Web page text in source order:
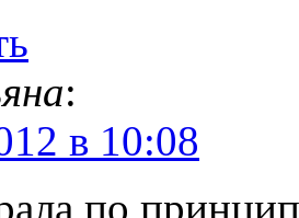
:
в 10:08
по